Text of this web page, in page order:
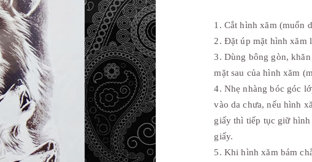
à
:
₫
0
,
0
0
.
ạ
i
à
:
₫
3
0
,
0
.
1. Cắt hình xăm (muốn
2. Đặt úp mặt hình xăm
3. Dùng bông gòn,
mặt sau của hình xăm
4. Nhẹ nhàng bóc góc
vào da chưa, nếu hình
giấy thì tiếp tục giữ
giấy.
5. Khi hình xăm bám